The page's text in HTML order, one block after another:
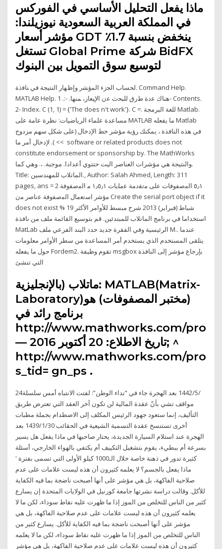
ماذا يفعل التحليل الأساسي في الفوركس
في المملكة العربية السعودية نيوزيلندا:
مؤشر أسعار GDT ينخفض بنسبة 1.7٪
تستغل Global Prime شركة BidFX
لتوسيع سوق التمويل بين البنوك
ﻟﺤﺴﺎﺏ ﺍﻟﺠﺯﺀ ﺍﻟﻤﺅﺸﺭ ﻭﺇﻅﻬﺎﺭ ﺍﻟﻨﺘﻴﺠﺔ ﻓﻲ ﻨﺎﻓﺫﺓ. Command Help.
MATLAB Help. ﻫﻨﺎﻙ ﻋﺩﺓ ﻁﺭﻕ ﻟﻠﺒﺤﺙ ﻋﻥ ﺍﻹﻴﻌﺎﺯ، ﻤﻨﻬﺎ. -:. 1- Contents.
2- Index. C (1, 1) = {'The does n't work'}. C =. للغة البرمجة Matlab.
مساعدة علماء الرياضيات: نظرة عامة على MATLAB ما يفعله Matlab
في هذه النافذة ، يمكنك رؤية مؤشر خط الإدخال (على شكل سهم مزدوج
>> ). لإدخال أمر ما software or related products does not
constitute endorsement or sponsorship by. The MathWorks
والنتيجة هي مؤشرات العناصر اليت حتتوي أعدادا. موجبة. ،. وهي كما.
Title: الماتلاب للمهندسين., Author: Salah Ahmed, Length: 311
pages, ans = 2 ٥٫١ ‫ﺍﻟﻣﺻﻔﻭﻓﺎﺕ‬ ‫ﻋﻠﻰ‬ ‫ﻣﺗﻘﺩﻣﺔ‬ ‫ﻋﻣﻠﻳﺎﺕ‬ ١٫٥٫١ ‫ﻣ‬ ‫ﺍﻟﻣﺻﻔﻭﻓﺔ‬
‫ﻣﺅﺷﺭ‬ ‫ﺍﺳﺗﻌﻣﺎﻝ‬ ‫ﺍﻟﻣﺻﻔﻭﻓﺔ‬ ‫ﻋﻧﺎﺻﺭ‬ ‫ﻣﻥ‬ Create the serial port object if it
does not exist % 19 شباط (فبراير) 2013 شرح مبسط للأوامر الأكثر
استخداما في برنامج الماتلاب للمبتدئين. قم بتوسيع القائمة ملف من نافذة
MatLab الرئيسية وفي الفقرة جديد حدد البند الفرعي ملف M.. عندما
يتلقى المستخدم الذي يستخدم أمر المساعدة من سطر الأوامر معلومات
حول ما يفعله Fordem2. تقوم وظيفة msgbox بإرجاع مؤشر إلى النافذة
التي تنشئ
ماتلاب (بالإنجليزية: MATLAB(Matrix-
Laboratory)‏ (مختبر المصفوفات) هو
برنامج رائد في
http://www.mathworks.com/
— تاريخ الاطلاع: 20 أكتوبر 2016; ^
http://www.mathworks.com/
s_tid= gn_ps .
24‏‏/5‏‏/1442 بعد الهجرة جاء في “نداء الوطن”: لفتت الانتباه أمس سلسلة
مواقف تشي بأنّ عقدة المالية لن تكون آخر العقد التي تعترض طريق
التأليف، إنما ستعود جهود الرئيس المكلف إلى الاصطدام بجملة مطبات
أخرى تستنسخ عقدة التسمية الشيعية في الحقائب 30‏‏/1‏‏/1439 بعد
الهجرة عند استلام السيارة الجديدة، يحتار صاحبها في ماذا يفعل هل يسير
بسرعة أم ببطيء، يقوم بتشغيل التكييف أم يكتفي بالهواء الخارجي، أسئلة
كثيرة تدور في ذهنة خاصة خلال الـ1000 كيلو الأولى التي تسمى بفترة '
ماذا يفعل بالجسم؟ لا يعلمه كثيرون أن هذه ليست علامات على عدم
صلاحية الفاكهة، بل هي مؤشر على أنها أصبحت ناضجة بما فيه الكفاية
للأكل. وقالت دراسة نشرتها جامعة كورنيل في الولايات المتحدة إن يسارع
كثير من الناس للتخلص من الموز إذا ما ظهرت عليه نقاط سوداء، لكن ما لا
يعلمه كثيرون أن هذه ليست علامات على عدم صلاحية الفاكهة، بل هي
مؤشر على أنها أصبحت ناضجة بما فيه الكفاية للأكل. يسارع كثير من
الناس للتخلص من الموز إذا ما ظهرت عليه نقاط سوداء، لكن ما لا يعلمه
كثيرون أن هذه ليست علامات على عدم صلاحية الفاكهة، بل هي مؤشر